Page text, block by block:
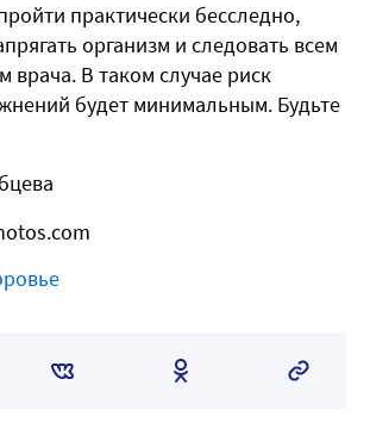
практически бесследно,
организм и следовать всем
врача. В таком случае риск
будет минимальным. Будьте